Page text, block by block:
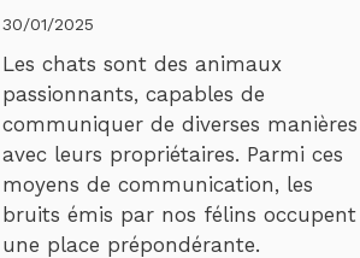
30/01/2025
Les chats sont des animaux
passionnants, capables de
communiquer de diverses manières
avec leurs propriétaires. Parmi ces
moyens de communication, les
bruits émis par nos félins occupent
une place prépondérante.